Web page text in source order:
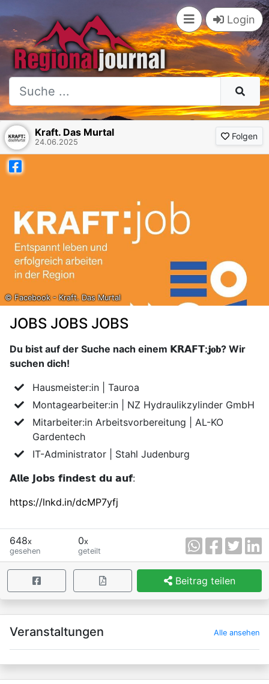
Login
Kraft. Das Murtal
24.06.2025
Folgen
© Facebook - Kraft. Das Murtal
JOBS JOBS JOBS
Du bist auf der Suche nach einem 𝗞𝗥𝗔𝗙𝗧:𝐣𝐨𝐛? Wir
suchen dich!
Hausmeister:in | Tauroa
Montagearbeiter:in | NZ Hydraulikzylinder GmbH
Mitarbeiter:in Arbeitsvorbereitung | AL-KO
Gardentech
IT-Administrator | Stahl Judenburg
𝗔𝗹𝗹𝗲 𝗝𝗼𝗯𝘀 𝗳𝗶𝗻𝗱𝗲𝘀𝘁 𝗱𝘂 𝗮𝘂𝗳:
https://lnkd.in/dcMP7yfj
648x
gesehen
0x
geteilt
Beitrag teilen
×
Veranstaltungen Alle ansehen